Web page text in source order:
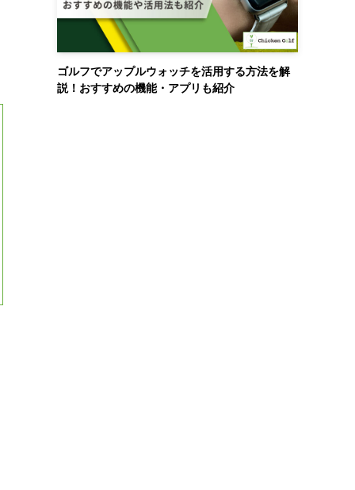
ゴルフでアップルウォッチを活用する方法を解
説！おすすめの機能・アプリも紹介